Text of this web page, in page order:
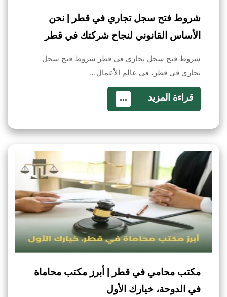
شروط فتح سجل تجاري في قطر | نحن
الأساس القانوني لنجاح شركتك في قطر
شروط فتح سجل تجاري في قطر شروط فتح سجل
تجاري في قطر، في عالم الأعمال…
قراءة المزيد ...
مكتب محامي في قطر | أبرز مكتب محاماة
في الدوحة، خيارك الأول